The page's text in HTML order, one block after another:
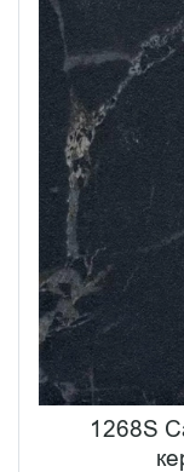
1268S